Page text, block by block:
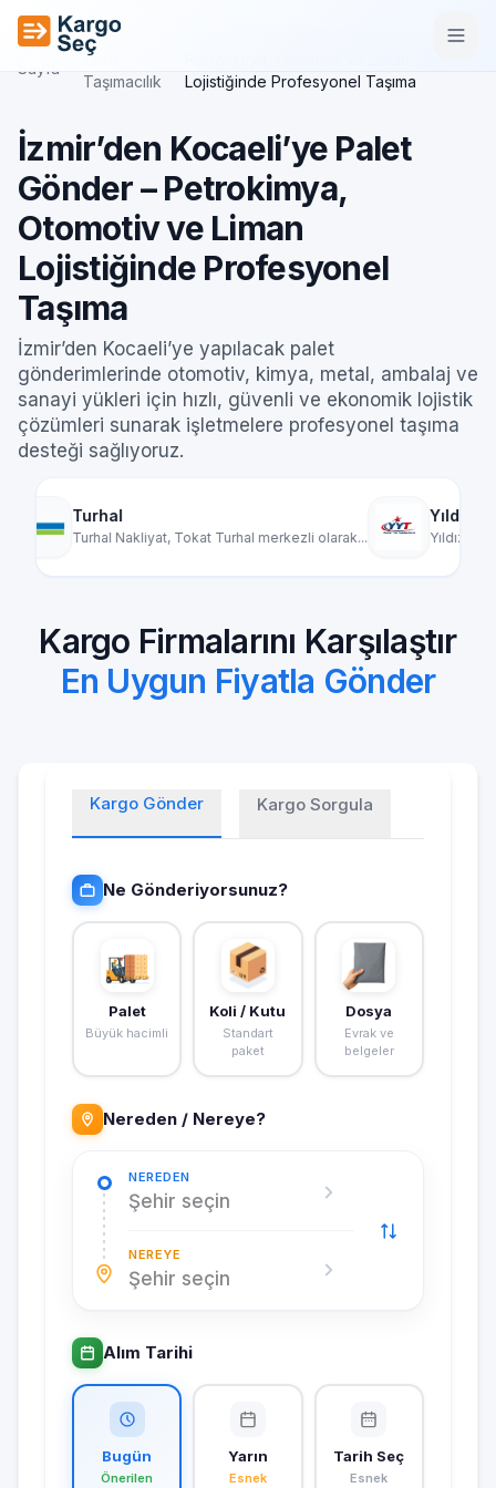
İçeriğe geç
Ana
Sayfa
Şehirler
Arası
Taşımacılık
Lojistiğinde Profesyonel Taşıma
İzmir’den Kocaeli’ye Palet
Gönder – Petrokimya,
Otomotiv ve Liman
Lojistiğinde Profesyonel
Taşıma
İzmir’den Kocaeli’ye yapılacak palet
gönderimlerinde otomotiv, kimya, metal, ambalaj ve
sanayi yükleri için hızlı, güvenli ve ekonomik lojistik
çözümleri sunarak işletmelere profesyonel taşıma
desteği sağlıyoruz.
merkezli olarak... Yıldız Yük Taşımacılık, Türkiye genelinde par...
Kargo Firmalarını Karşılaştır
En Uygun Fiyatla Gönder
Kargo Gönder Kargo Sorgula
Ne Gönderiyorsunuz?
Palet
Büyük hacimli
Koli / Kutu
Standart
paket
Dosya
Evrak ve
belgeler
Nereden / Nereye?
NEREDEN
Şehir seçin
NEREYE
Şehir seçin
Alım Tarihi
Bugün
Önerilen
Yarın
Esnek
Tarih Seç
Esnek